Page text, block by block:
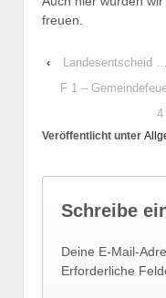
freuen.
‹
Landesentscheid
F 1 –
4
Veröffentlicht unter
Schreibe
Deine E-Mail-
Erforderliche